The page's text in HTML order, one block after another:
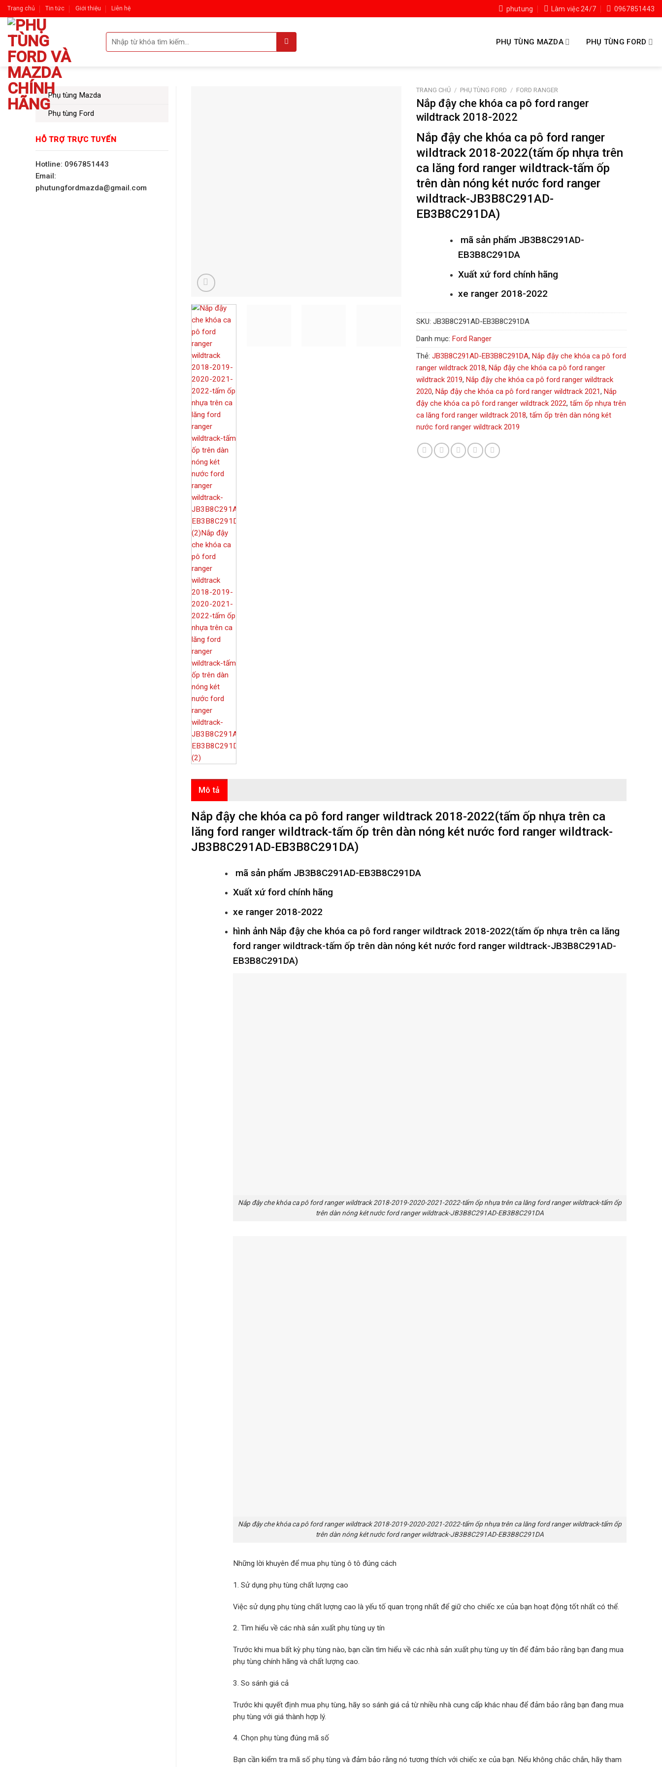
Skip
to
content
Trang chủ Tin tức Giới thiệu Liên hệ phutung Làm việc 24/7 0967851443
Tìm
kiếm:
PHỤ TÙNG MAZDA PHỤ TÙNG FORD
Phụ tùng Mazda
Phụ tùng Ford
HỖ TRỢ TRỰC TUYẾN
Hotline: 0967851443
Email:
phutungfordmazda@gmail.com
TRANG CHỦ / PHỤ TÙNG FORD / FORD RANGER
Nắp đậy che khóa ca pô ford ranger
wildtrack 2018-2022
Nắp đậy che khóa ca pô ford ranger
wildtrack 2018-2022(tấm ốp nhựa trên
ca lăng ford ranger wildtrack-tấm ốp
trên dàn nóng két nước ford ranger
wildtrack-JB3B8C291AD-
EB3B8C291DA)
mã sản phẩm JB3B8C291AD-
EB3B8C291DA
Xuất xứ ford chính hãng
xe ranger 2018-2022
SKU: JB3B8C291AD-EB3B8C291DA
Danh mục: Ford Ranger
Thẻ: JB3B8C291AD-EB3B8C291DA, Nắp đậy che khóa ca pô ford
ranger wildtrack 2018, Nắp đậy che khóa ca pô ford ranger
wildtrack 2019, Nắp đậy che khóa ca pô ford ranger wildtrack
2020, Nắp đậy che khóa ca pô ford ranger wildtrack 2021, Nắp
đậy che khóa ca pô ford ranger wildtrack 2022, tấm ốp nhựa trên
ca lăng ford ranger wildtrack 2018, tấm ốp trên dàn nóng két
nước ford ranger wildtrack 2019
Mô tả
Nắp đậy che khóa ca pô ford ranger wildtrack 2018-2022(tấm ốp nhựa trên ca
lăng ford ranger wildtrack-tấm ốp trên dàn nóng két nước ford ranger wildtrack-
JB3B8C291AD-EB3B8C291DA)
mã sản phẩm JB3B8C291AD-EB3B8C291DA
Xuất xứ ford chính hãng
xe ranger 2018-2022
hình ảnh Nắp đậy che khóa ca pô ford ranger wildtrack 2018-2022(tấm ốp nhựa trên ca lăng
ford ranger wildtrack-tấm ốp trên dàn nóng két nước ford ranger wildtrack-JB3B8C291AD-
EB3B8C291DA)
Nắp đậy che khóa ca pô ford ranger wildtrack 2018-2019-2020-2021-2022-tấm ốp nhựa trên ca lăng ford ranger wildtrack-tấm ốp
trên dàn nóng két nước ford ranger wildtrack-JB3B8C291AD-EB3B8C291DA
Nắp đậy che khóa ca pô ford ranger wildtrack 2018-2019-2020-2021-2022-tấm ốp nhựa trên ca lăng ford ranger wildtrack-tấm ốp
trên dàn nóng két nước ford ranger wildtrack-JB3B8C291AD-EB3B8C291DA
Những lời khuyên để mua phụ tùng ô tô đúng cách
1. Sử dụng phụ tùng chất lượng cao
Việc sử dụng phụ tùng chất lượng cao là yếu tố quan trọng nhất để giữ cho chiếc xe của bạn hoạt động tốt nhất có thể.
2. Tìm hiểu về các nhà sản xuất phụ tùng uy tín
Trước khi mua bất kỳ phụ tùng nào, bạn cần tìm hiểu về các nhà sản xuất phụ tùng uy tín để đảm bảo rằng bạn đang mua
phụ tùng chính hãng và chất lượng cao.
3. So sánh giá cả
Trước khi quyết định mua phụ tùng, hãy so sánh giá cả từ nhiều nhà cung cấp khác nhau để đảm bảo rằng bạn đang mua
phụ tùng với giá thành hợp lý.
4. Chọn phụ tùng đúng mã số
Bạn cần kiểm tra mã số phụ tùng và đảm bảo rằng nó tương thích với chiếc xe của bạn. Nếu không chắc chắn, hãy tham